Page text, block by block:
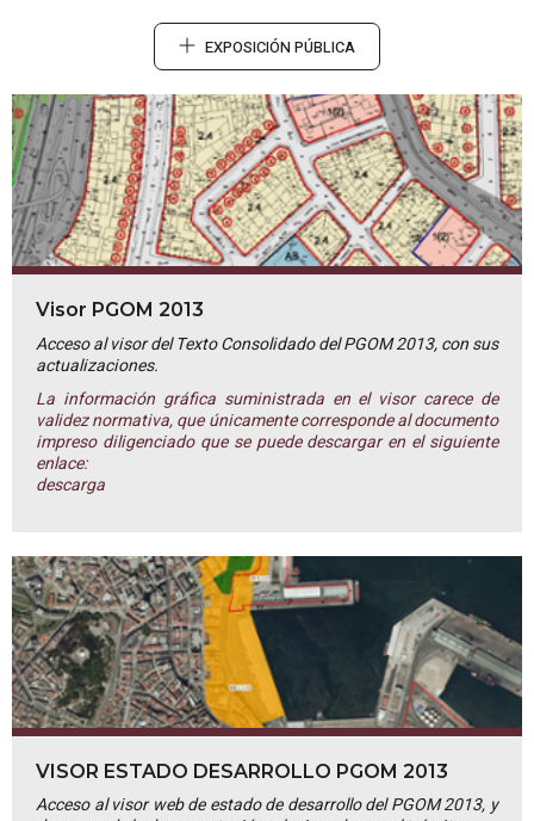
EXPOSICIÓN PÚBLICA
Visor PGOM 2013
Acceso al visor del Texto Consolidado del PGOM 2013, con sus
actualizaciones.
La información gráfica suministrada en el visor carece de
validez normativa, que únicamente corresponde al documento
impreso diligenciado que se puede descargar en el siguiente
enlace:
descarga
VISOR ESTADO DESARROLLO PGOM 2013
Acceso al visor web de estado de desarrollo del PGOM 2013, y